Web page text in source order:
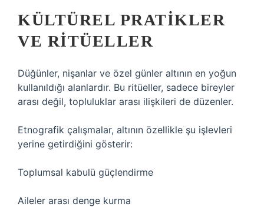
KÜLTÜREL PRATIKLER
VE RITÜELLER
Düğünler, nişanlar ve özel günler altının en yoğun
kullanıldığı alanlardır. Bu ritüeller, sadece bireyler
arası değil, topluluklar arası ilişkileri de düzenler.
Etnografik çalışmalar, altının özellikle şu işlevleri
yerine getirdiğini gösterir:
Toplumsal kabulü güçlendirme
Aileler arası denge kurma